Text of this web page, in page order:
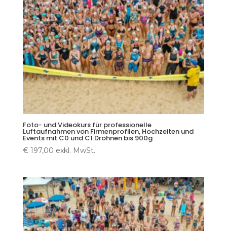
Foto- und Videokurs für professionelle
Luftaufnahmen von Firmenprofilen, Hochzeiten und
Events mit C0 und C1 Drohnen bis 900g
€197,00 exkl. MwSt.